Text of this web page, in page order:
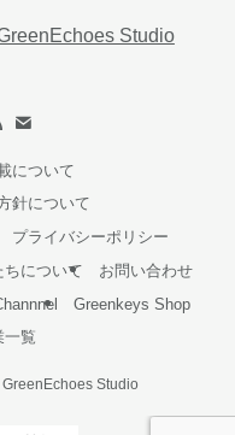
Studio
について
針について
プライバシーポリシー
ちについて
お問い合わせ
Greenkeys Shop
一覧
Studio